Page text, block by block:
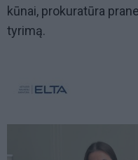
kūnai, prokuratūra
tyrimą.